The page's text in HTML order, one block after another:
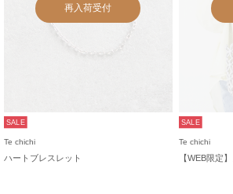
再入荷受付
SALE
Te chichi
ハートブレスレット
SALE
Te chichi